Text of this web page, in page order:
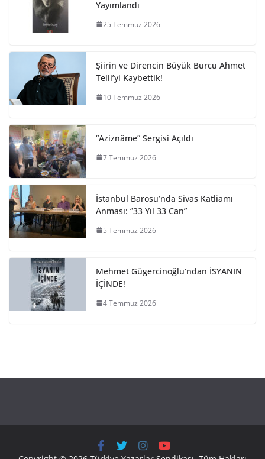
Yayımlandı
25 Temmuz 2026
Şiirin ve Direncin Büyük Burcu Ahmet
Telli’yi Kaybettik!
10 Temmuz 2026
“Aziznâme” Sergisi Açıldı
7 Temmuz 2026
İstanbul Barosu’nda Sivas Katliamı
Anması: “33 Yıl 33 Can”
5 Temmuz 2026
Mehmet Gügercinoğlu’ndan İSYANIN
İÇİNDE!
4 Temmuz 2026